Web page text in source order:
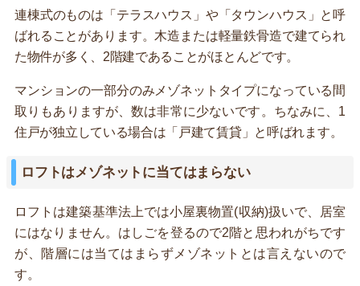
連棟式のものは「テラスハウス」や「タウンハウス」と呼
ばれることがあります。木造または軽量鉄骨造で建てられ
た物件が多く、2階建であることがほとんどです。
マンションの一部分のみメゾネットタイプになっている間
取りもありますが、数は非常に少ないです。ちなみに、1
住戸が独立している場合は「戸建て賃貸」と呼ばれます。
ロフトはメゾネットに当てはまらない
ロフトは建築基準法上では小屋裏物置(収納)扱いで、居室
にはなりません。はしごを登るので2階と思われがちです
が、階層には当てはまらずメゾネットとは言えないので
す。